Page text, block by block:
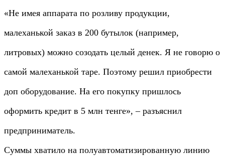
«Не имея аппарата по розливу продукции,
малеханькой заказ в 200 бутылок (например,
литровых) можно созодать целый денек. Я не говорю о
самой малеханькой таре. Поэтому решил приобрести
доп оборудование. На его покупку пришлось
оформить кредит в 5 млн тенге», – разъяснил
предприниматель.
Суммы хватило на полуавтоматизированную линию